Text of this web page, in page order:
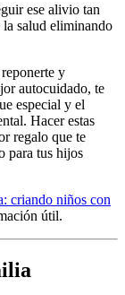
ese alivio tan
salud eliminando
y
autocuidado, te
especial y el
Hacer estas
regalo que te
para tus hijos
criando niños con
útil.